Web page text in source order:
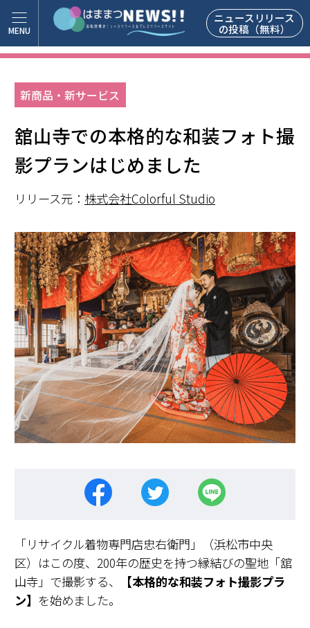
ニュースリリース
の投稿（無料）
新商品・新サービス
舘山寺での本格的な和装フォト撮
影プランはじめました
リリース元： 株式会社Colorful Studio
「リサイクル着物専門店忠右衛門」（浜松市中央
区）はこの度、200年の歴史を持つ縁結びの聖地「舘
山寺」で撮影する、
【本格的な和装フォト撮影プラ
ン】 を始めました。